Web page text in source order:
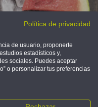
a los más
Política de privacidad
de usuario, proponerte
estadísticos y,
sociales. Puedes aceptar
o personalizar tus preferencias